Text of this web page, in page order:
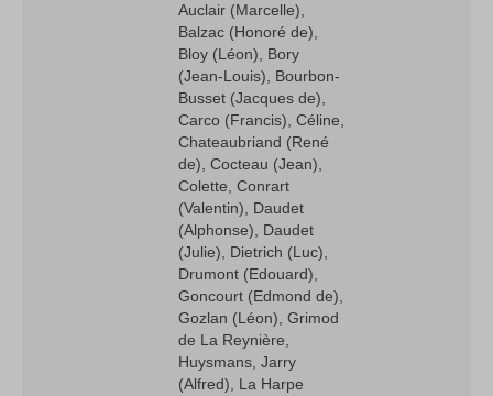
Auclair (Marcelle),
Balzac (Honoré de),
Bloy (Léon), Bory
(Jean-Louis), Bourbon-
Busset (Jacques de),
Carco (Francis), Céline,
Chateaubriand (René
de), Cocteau (Jean),
Colette, Conrart
(Valentin), Daudet
(Alphonse), Daudet
(Julie), Dietrich (Luc),
Drumont (Edouard),
Goncourt (Edmond de),
Gozlan (Léon), Grimod
de La Reynière,
Huysmans, Jarry
(Alfred), La Harpe